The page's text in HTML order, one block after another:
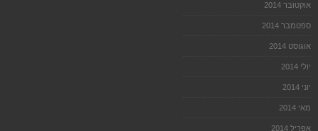
אוקטובר 2014
ספטמבר 2014
אוגוסט 2014
יולי 2014
יוני 2014
מאי 2014
אפריל 2014